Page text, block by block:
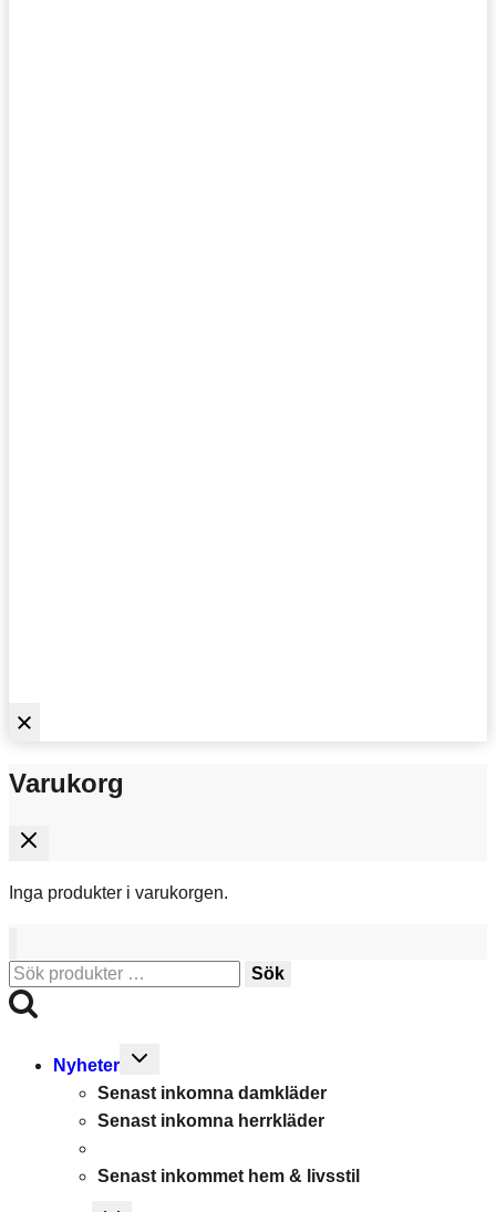
Varukorg
Inga produkter i varukorgen.
Sök
efter:
Sök
Nyheter
Toggle
menu
Senast inkomna damkläder
Senast inkomna herrkläder
Senast inkommet hem & livsstil